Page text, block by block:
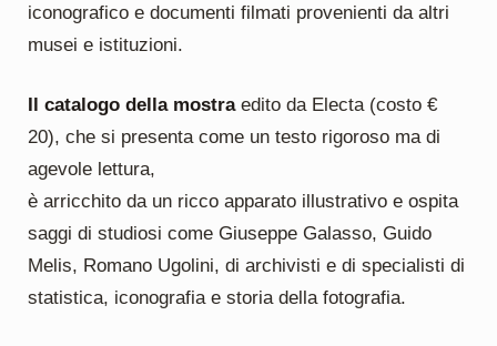
iconografico e documenti filmati provenienti da altri
musei e istituzioni.
Il catalogo della mostraedito da Electa (costo €
20), che si presenta come un testo rigoroso ma di
agevole lettura,
è arricchito da un ricco apparato illustrativo e ospita
saggi di studiosi come Giuseppe Galasso, Guido
Melis, Romano Ugolini, di archivisti e di specialisti di
statistica, iconografia e storia della fotografia.